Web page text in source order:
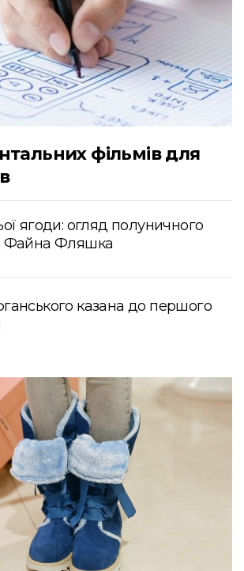
фільмів для
ягоди: огляд полуничного
Файна Фляшка
казана до першого